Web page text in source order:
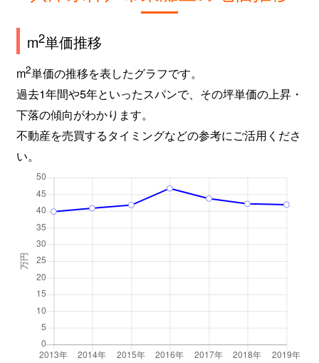
m2単価推移
m2単価の推移を表したグラフです。
過去1年間や5年といったスパンで、その坪単価の上昇・
下落の傾向がわかります。
不動産を売買するタイミングなどの参考にご活用くださ
い。